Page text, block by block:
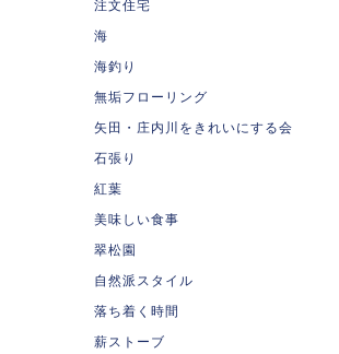
注文住宅
海
海釣り
無垢フローリング
矢田・庄内川をきれいにする会
石張り
紅葉
美味しい食事
翠松園
自然派スタイル
落ち着く時間
薪ストーブ